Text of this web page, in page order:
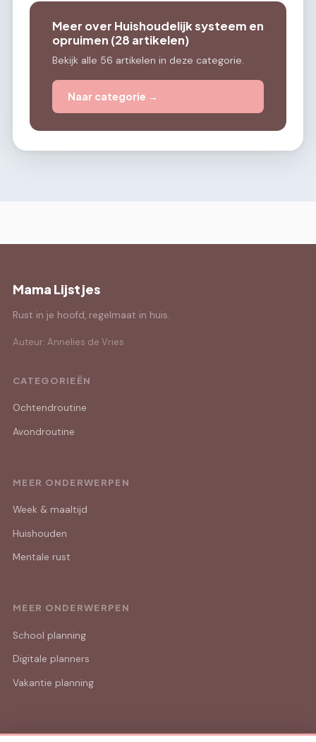
Meer over Huishoudelijk systeem en
opruimen (28 artikelen)
Bekijk alle 56 artikelen in deze categorie.
Naar categorie →
Mama Lijstjes
Rust in je hoofd, regelmaat in huis.
Auteur: Annelies de Vries
CATEGORIEËN
Ochtendroutine
Avondroutine
MEER ONDERWERPEN
Week & maaltijd
Huishouden
Mentale rust
MEER ONDERWERPEN
School planning
Digitale planners
Vakantie planning